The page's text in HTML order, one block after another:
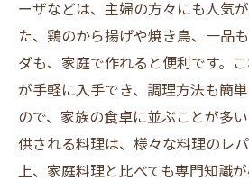
ーザなどは、主婦の方々にも人気
た、鶏のから揚げや焼き鳥、一品
ダも、家庭で作れると便利です。
が手軽に入手でき、調理方法も簡
ので、家族の食卓に並ぶことが多
供される料理は、様々な料理のレ
上、家庭料理と比べても専門知識